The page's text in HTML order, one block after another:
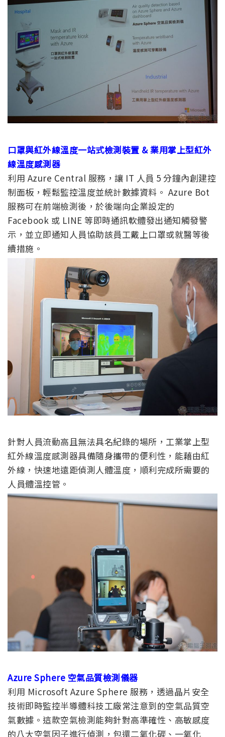
口罩與紅外線溫度一站式檢測裝置 & 業用掌上型紅外
線溫度感測器
利用 Azure Central 服務，讓 IT 人員 5 分鐘內創建控
制面板，輕鬆監控溫度並統計數據資料。 Azure Bot
服務可在前端檢測後，於後端向企業設定的
Facebook 或 LINE 等即時通訊軟體發出通知觸發警
示，並立即通知人員協助該員工戴上口罩或就醫等後
續措施。
針對人員流動高且無法具名紀錄的場所，工業掌上型
紅外線溫度感測器具備隨身攜帶的便利性，能藉由紅
外線，快速地遠距偵測人體溫度，順利完成所需要的
人員體溫控管。
Azure Sphere 空氣品質檢測儀器
利用 Microsoft Azure Sphere 服務，透過晶片安全
技術即時監控半導體科技工廠常注意到的空氣品質空
氣數據。這款空氣檢測能夠針對高準確性、高敏感度
的八大空氣因子進行偵測，包還二氧化碳、一氧化